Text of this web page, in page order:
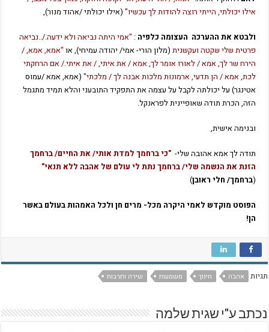
אילו יכולתי, הייתי רוצה להודות לך עכשיו" (אילו יכולתי /אהוד מנור),
ולבטא את ההערכה העצומה כלפיה: "אמי היתה נביאה ולא ידעה./..נביאה
פרטית שלי שקטה ועקשנית (מלון הורי- אמי/ יהודה עמיחי),או "אמא, אמא, /
הירח שר לך, אמא / לאורו אומר לך, אמא / את איתי, / את איתי./ אם הרחקתי
לכת, אמא / הן תדעי, ארמונות מלכות אבנה לך / מלכתי" (אמא, אמא /עמוס
אטינגר) על יכולתה לקבל על עצמה את התפקיד התובעני והלא תמיד מתגמל
הזה, הכרת תודה שאופיינית לפראנקל.
ובנימה אישית,
תודה לך אמא אהובה שלי-"כי ברחמך למדת אותי/ את החיים/ ברחמך
הזנת את הנשמה שלי/ ברחמך נתת לי עולם של אהבה ללא תנאי"
(ברחמך/ חלי ראובן)
הפוסט מוקדש לאמי היקרה מכל- מרים חן ולכל האמהות בעולם באשר
הן!
תגיות אהבה חינוך משמעות שירה ותרבות
נכתב ע"י שגית שלמה